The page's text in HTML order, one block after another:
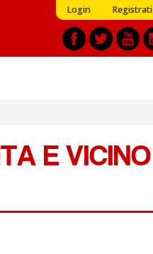
Login Registrati
E VICINO